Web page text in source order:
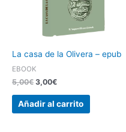
La casa de la Olivera – epub
EBOOK
5,00€ 3,00€
Añadir al carrito